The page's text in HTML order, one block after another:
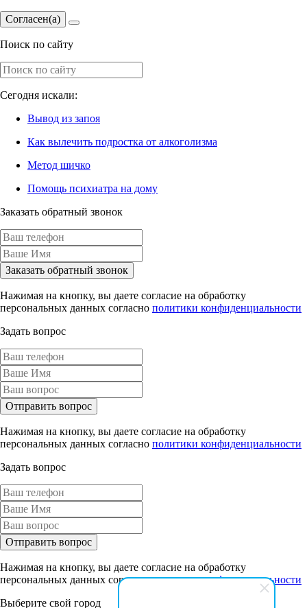
Согласен(а)
Поиск по сайту
Сегодня искали:
Вывод из запоя
Как вылечить подростка от алкоголизма
Метод шичко
Помощь психиатра на дому
Заказать обратный звонок
Заказать обратный звонок
Нажимая на кнопку, вы даете согласие на обработку
персональных данных согласно политики конфиденциальности
Задать вопрос
Отправить вопрос
Нажимая на кнопку, вы даете согласие на обработку
персональных данных согласно политики конфиденциальности
Задать вопрос
Отправить вопрос
Нажимая на кнопку, вы даете согласие на обработку
персональных данных согласнополитики конфиденциальности
Выберите свой город